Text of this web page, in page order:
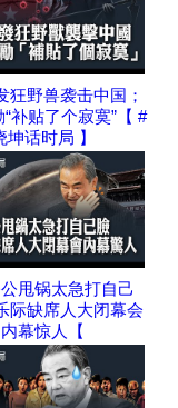
狂野兽袭击中国；
补贴了个寂寞”【 #
坤话时局 】
甩锅太急打自己
际缺席人大闭幕会
内幕惊人【